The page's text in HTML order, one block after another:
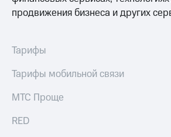
продвижения бизнеса и других
Тарифы
Тарифы мобильной связи
МТС Проще
RED